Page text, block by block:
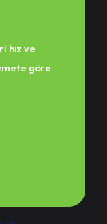
oranıydı. Bir